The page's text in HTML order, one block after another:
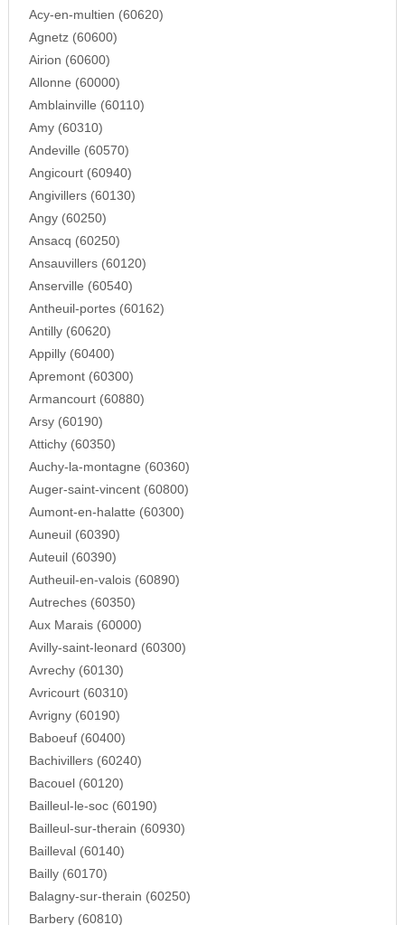
Acy-en-multien (60620)
Agnetz (60600)
Airion (60600)
Allonne (60000)
Amblainville (60110)
Amy (60310)
Andeville (60570)
Angicourt (60940)
Angivillers (60130)
Angy (60250)
Ansacq (60250)
Ansauvillers (60120)
Anserville (60540)
Antheuil-portes (60162)
Antilly (60620)
Appilly (60400)
Apremont (60300)
Armancourt (60880)
Arsy (60190)
Attichy (60350)
Auchy-la-montagne (60360)
Auger-saint-vincent (60800)
Aumont-en-halatte (60300)
Auneuil (60390)
Auteuil (60390)
Autheuil-en-valois (60890)
Autreches (60350)
Aux Marais (60000)
Avilly-saint-leonard (60300)
Avrechy (60130)
Avricourt (60310)
Avrigny (60190)
Baboeuf (60400)
Bachivillers (60240)
Bacouel (60120)
Bailleul-le-soc (60190)
Bailleul-sur-therain (60930)
Bailleval (60140)
Bailly (60170)
Balagny-sur-therain (60250)
Barbery (60810)